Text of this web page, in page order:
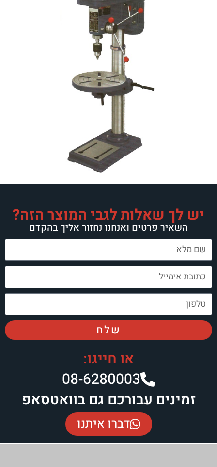
יש לך שאלות לגבי המוצר הזה?
השאיר פרטים ואנחנו נחזור אליך בהקדם
שלח
או חייגו:
08-6280003​
זמינים עבורכם גם בוואטסאפ
דברו איתנו